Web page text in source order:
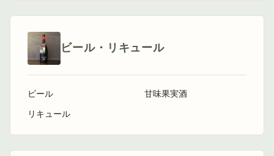
ビール・リキュール
ビール
リキュール
甘味果実酒